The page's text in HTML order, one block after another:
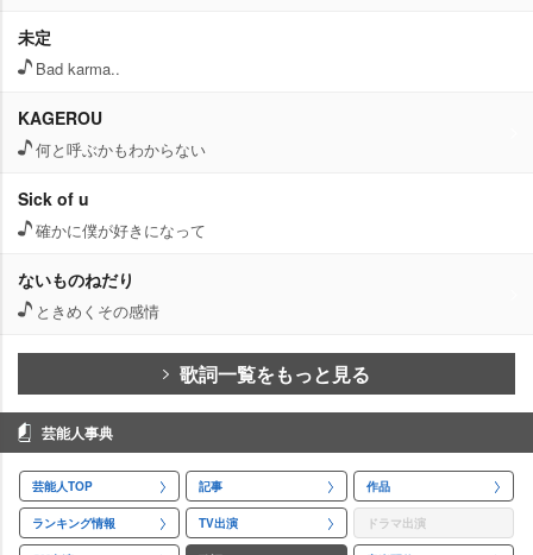
未定
Bad karma..
KAGEROU
何と呼ぶかもわからない
Sick of u
確かに僕が好きになって
ないものねだり
ときめくその感情
歌詞一覧をもっと見る
芸能人事典
芸能人TOP 記事 作品
ランキング情報 TV出演 ドラマ出演